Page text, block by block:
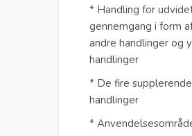
* Handling for
gennemgang i form
andre handlinger og
handlinger
* De fire supplerende
handlinger
*